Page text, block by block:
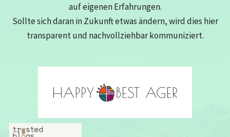
auf eigenen Erfahrungen.
Sollte sich daran in Zukunft etwas ändern, wird dies hier
transparent und nachvollziehbar kommuniziert.